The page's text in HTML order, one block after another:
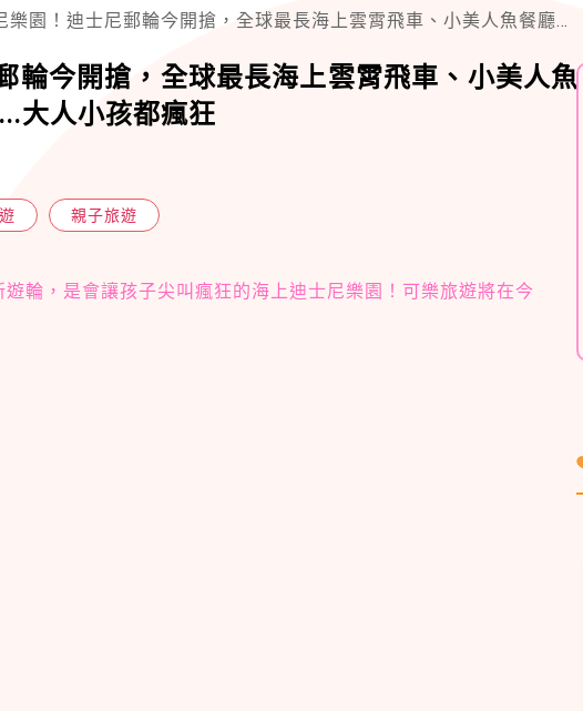
迪士尼郵輪今開搶，全球最長海上雲霄飛車、小美人魚餐廳、迪士尼反派咖啡館....大人小孩都瘋狂
輪今開搶，全球最長海上雲霄飛車、小美人魚
大人小孩都瘋狂
親子旅遊
輪，是會讓孩子尖叫瘋狂的海上迪士尼樂園！可樂旅遊將在今